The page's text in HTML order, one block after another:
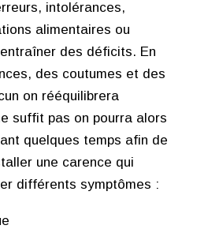
intolérances,
alimentaires ou
des déficits. En
des coutumes et des
on rééquilibrera
suffit pas on pourra alors
quelques temps afin de
une carence qui
différents symptômes :